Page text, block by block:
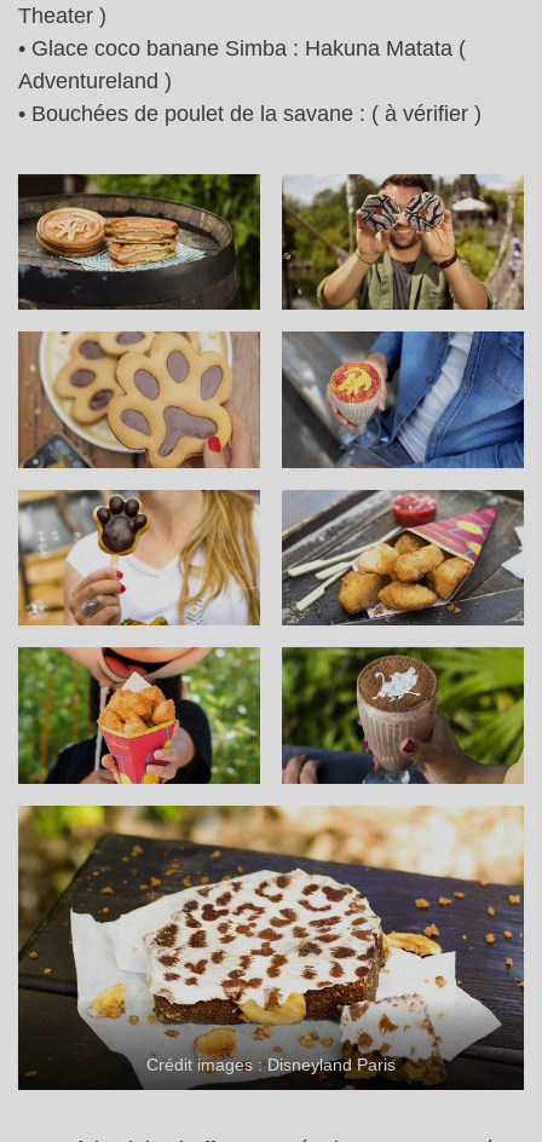
Theater )
• Glace coco banane Simba : Hakuna Matata (
Adventureland )
• Bouchées de poulet de la savane : ( à vérifier )
Crédit images : Disneyland Paris